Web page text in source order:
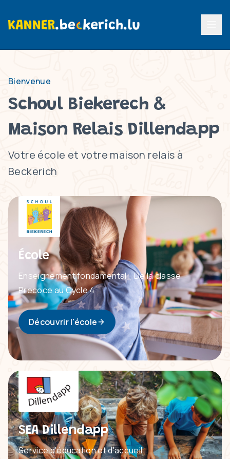
Bienvenue
Schoul Biekerech &
Maison Relais Dillendapp
Votre école et votre maison relais à
Beckerich
École
Enseignement fondamental - De la classe
Precoce au Cycle 4
Découvrir l'école
SEA Dillendapp
Service d'éducation et d'accueil